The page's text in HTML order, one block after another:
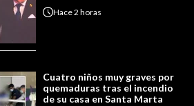
Hace2 horas
Cuatro niños muy graves por
quemaduras tras el incendio
de su casa en Santa Marta